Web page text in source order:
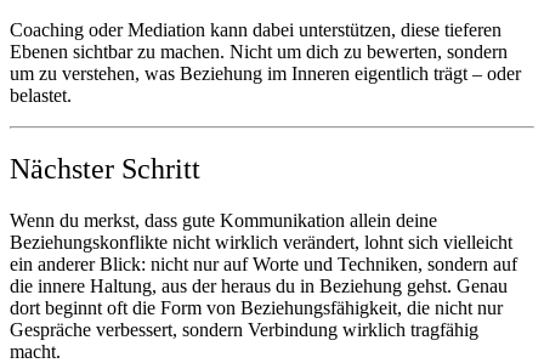
Coaching oder Mediation kann dabei unterstützen, diese tieferen
Ebenen sichtbar zu machen. Nicht um dich zu bewerten, sondern
um zu verstehen, was Beziehung im Inneren eigentlich trägt – oder
belastet.
Nächster Schritt
Wenn du merkst, dass gute Kommunikation allein deine
Beziehungskonflikte nicht wirklich verändert, lohnt sich vielleicht
ein anderer Blick: nicht nur auf Worte und Techniken, sondern auf
die innere Haltung, aus der heraus du in Beziehung gehst. Genau
dort beginnt oft die Form von Beziehungsfähigkeit, die nicht nur
Gespräche verbessert, sondern Verbindung wirklich tragfähig
macht.